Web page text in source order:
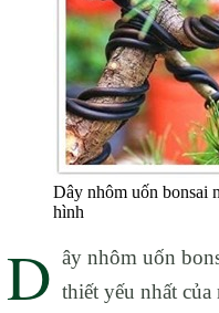
Dây nhôm uốn bonsai
hình
D ây nhôm uốn
thiết yếu nhất